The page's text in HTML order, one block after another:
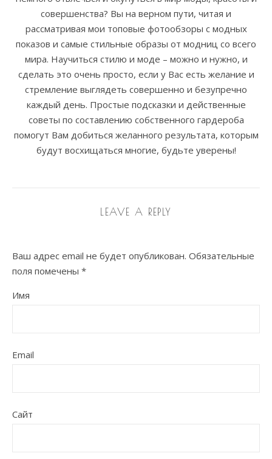
совершенства? Вы на верном пути, читая и
рассматривая мои топовые фотообзоры с модных
показов и самые стильные образы от модниц со всего
мира. Научиться стилю и моде – можно и нужно, и
сделать это очень просто, если у Вас есть желание и
стремление выглядеть совершенно и безупречно
каждый день. Простые подсказки и действенные
советы по составлению собственного гардероба
помогут Вам добиться желанного результата, которым
будут восхищаться многие, будьте уверены!
LEAVE A REPLY
Ваш адрес email не будет опубликован. Обязательные
поля помечены *
Имя
Email
Сайт